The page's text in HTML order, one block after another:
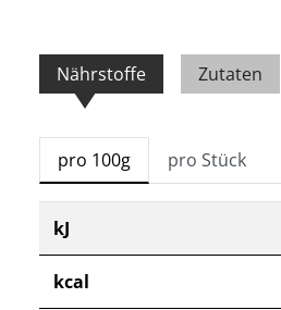
Nährstoffe Zutaten
pro 100g pro Stück
kJ
kcal